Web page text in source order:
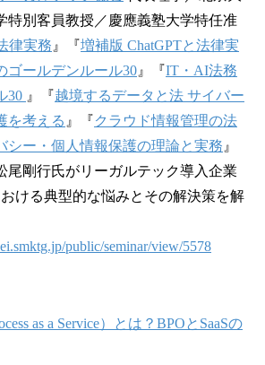
特別客員教授／慶應義塾大学特任准
律実務 』『増補版 ChatGPTと法律実
ゴールデンルール30 』『IT・AI法務
30 』『越境するデータと法 サイバー
を考える 』『クラウド情報管理の法
シー・個人情報保護の理論と実務 』
尾剛行氏がリーガルテック導入企業
ける典型的な悩みとその解決策を解
public/seminar/view/5578
as a Service）とは？BPOとSaaSの